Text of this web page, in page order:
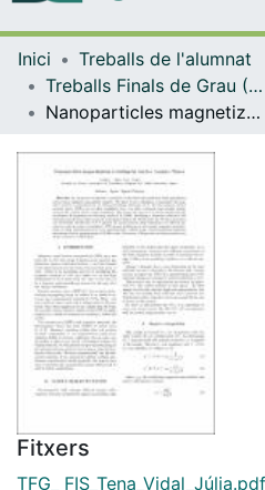
Inici
Treballs de l'alumnat
Treballs Finals de Grau (TFG) - Física
Nanoparticles magnetization switching by Surface Acoustic Waves
Fitxers
TFG_ FIS_Tena_Vidal_Júlia.pdf